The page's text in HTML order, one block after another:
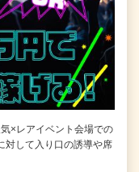
×レアイベント会場での
対して入り口の誘導や席